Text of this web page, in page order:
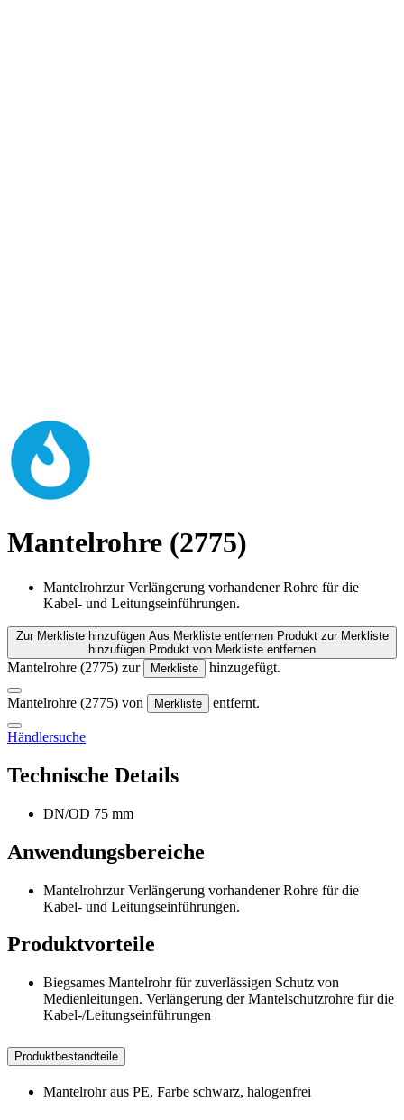
Mantelrohre (2775)
Mantelrohrzur Verlängerung vorhandener Rohre für die
Kabel- und Leitungseinführungen.
Zur Merkliste hinzufügen Aus Merkliste entfernen Produkt zur Merkliste
hinzufügen Produkt von Merkliste entfernen
Mantelrohre (2775) zur Merkliste hinzugefügt.
Mantelrohre (2775) von Merkliste entfernt.
Händlersuche
Technische Details
DN/OD 75 mm
Anwendungsbereiche
Mantelrohrzur Verlängerung vorhandener Rohre für die
Kabel- und Leitungseinführungen.
Produktvorteile
Biegsames Mantelrohr für zuverlässigen Schutz von
Medienleitungen. Verlängerung der Mantelschutzrohre für die
Kabel-/Leitungseinführungen
Produktbestandteile
Mantelrohr aus PE, Farbe schwarz, halogenfrei